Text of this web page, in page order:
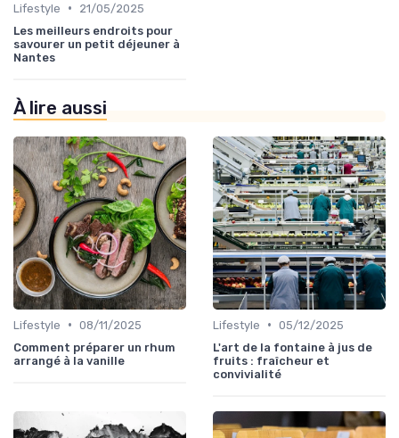
Lifestyle •
21/05/2025
Les meilleurs endroits pour
savourer un petit déjeuner à
Nantes
À lire aussi
Lifestyle • 08/11/2025
Comment préparer un rhum
arrangé à la vanille
Lifestyle • 05/12/2025
L'art de la fontaine à jus de
fruits : fraîcheur et
convivialité